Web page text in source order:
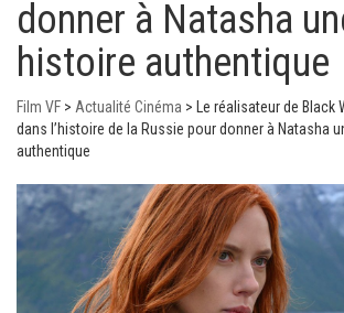
donner à Natasha
histoire authentique
Film VF > Actualité Cinéma >
Le réalisateur de Black
dans l’histoire de la Russie pour donner à Natasha
authentique